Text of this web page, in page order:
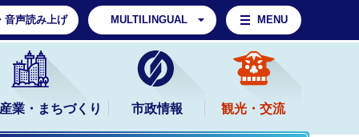
音声読み上げ MULTILINGUAL MENU
業・まちづくり 市政情報 観光・交流